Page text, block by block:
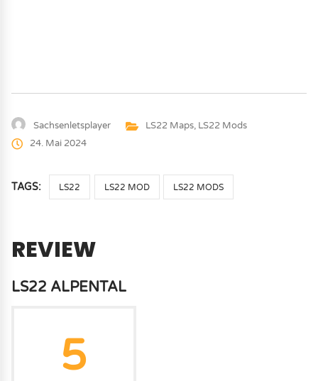
Sachsenletsplayer LS22 Maps, LS22 Mods
24. Mai 2024
TAGS: LS22 LS22 MOD LS22 MODS
REVIEW
LS22 ALPENTAL
5